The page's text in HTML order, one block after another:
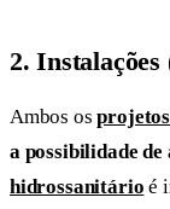
2.
Ambos os
a possibilidade de
hidrossanitário é